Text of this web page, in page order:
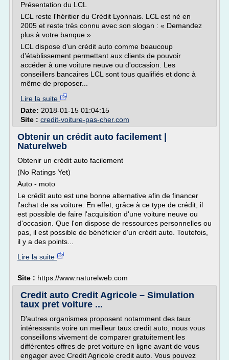
Présentation du LCL
LCL reste l'héritier du Crédit Lyonnais. LCL est né en
2005 et reste très connu avec son slogan : « Demandez
plus à votre banque »
LCL dispose d'un crédit auto comme beaucoup
d'établissement permettant aux clients de pouvoir
accéder à une voiture neuve ou d'occasion. Les
conseillers bancaires LCL sont tous qualifiés et donc à
même de proposer...
Lire la suite
Date: 2018-01-15 01:04:15
Site : credit-voiture-pas-cher.com
Obtenir un crédit auto facilement |
Naturelweb
Obtenir un crédit auto facilement
(No Ratings Yet)
Auto - moto
Le crédit auto est une bonne alternative afin de financer
l'achat de sa voiture. En effet, grâce à ce type de crédit, il
est possible de faire l'acquisition d'une voiture neuve ou
d'occasion. Que l'on dispose de ressources personnelles ou
pas, il est possible de bénéficier d'un crédit auto. Toutefois,
il y a des points...
Lire la suite
Site : https://www.naturelweb.com
Credit auto Credit Agricole – Simulation
taux pret voiture ...
D'autres organismes proposent notamment des taux
intéressants voire un meilleur taux credit auto, nous vous
conseillons vivement de comparer gratuitement les
différentes offres de pret voiture en ligne avant de vous
engager avec Credit Agricole credit auto. Vous pouvez